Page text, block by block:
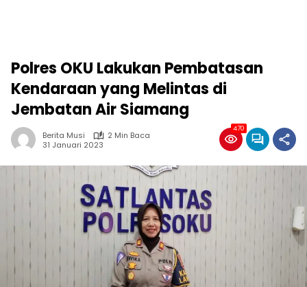
Polres OKU Lakukan Pembatasan
Kendaraan yang Melintas di
Jembatan Air Siamang
Berita Musi
2 Min Baca
31 Januari 2023
470